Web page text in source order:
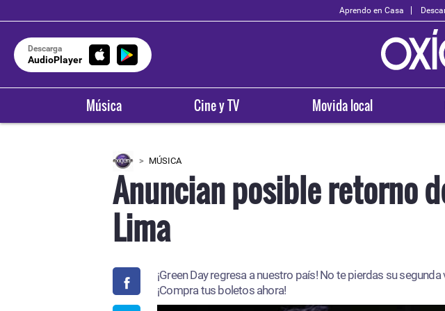
Aprendo en Casa
Descarga
AudioPlayer
Música Cine y TV Movida local
MÚSICA
Anuncian posible retorno
Lima
¡Green Day regresa a nuestro país! No te pierdas su
¡Compra tus boletos ahora!